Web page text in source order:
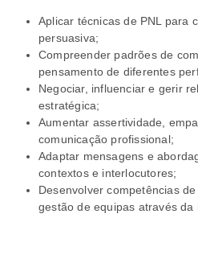
Aplicar técnicas de PNL para
persuasiva;
Compreender padrões de
pensamento de diferentes
Negociar, influenciar e gerir
estratégica;
Aumentar assertividade,
comunicação profissional;
Adaptar mensagens e
contextos e interlocutores;
Desenvolver competências
gestão de equipas através da